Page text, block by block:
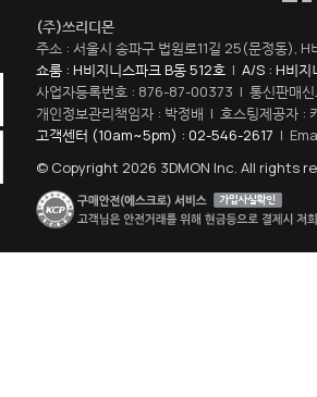
(주)쓰리디몬
주소 : 서울시 송파구 법원로11길 25(문정동),
쇼룸 : H비지니스파크 B동 512호 | A/S : H비지
사업자등록번호 : 876-87-00373 | 통신판매
개인정보관리책임자 : 박정배 | 호스팅제공자 :
고객센터 (10am~5pm) : 02-546-2617 |
© Copyright 2026 3DMON Inc. All rights